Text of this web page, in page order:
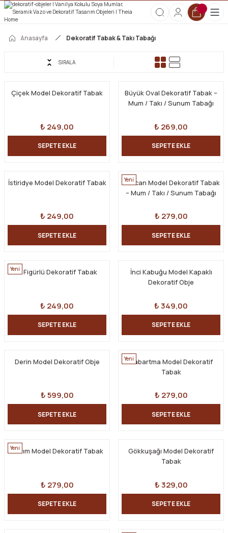
2000 TL ve Üzeri Tüm Siparişlerde Kargo Ücretsiz!
HOŞGELDİN10 kodunu kullanın, ilk alışverişinize özel %10 indirim
Anasayfa
Dekoratif Tabak & Takı Tabağı
SIRALA
Çiçek Model Dekoratif Tabak
₺ 249,00
SEPETE EKLE
Büyük Oval Dekoratif Tabak –
Mum / Takı / Sunum Tabağı
₺ 269,00
SEPETE EKLE
İstiridye Model Dekoratif Tabak
₺ 249,00
SEPETE EKLE
Yeni
Mercan Model Dekoratif Tabak
– Mum / Takı / Sunum Tabağı
₺ 279,00
SEPETE EKLE
YeniEl Figürlü Dekoratif Tabak
₺ 249,00
SEPETE EKLE
İnci Kabuğu Model Kapaklı
Dekoratif Obje
₺ 349,00
SEPETE EKLE
Derin Model Dekoratif Obje
₺ 599,00
SEPETE EKLE
YeniKabartma Model Dekoratif
Tabak
₺ 279,00
SEPETE EKLE
Yeni
Kıvrım Model Dekoratif Tabak
₺ 279,00
SEPETE EKLE
Gökkuşağı Model Dekoratif
Tabak
₺ 329,00
SEPETE EKLE